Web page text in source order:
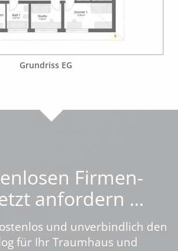
Grundriss EG
Firmen-
anfordern ...
und unverbindlich den
für Ihr Traumhaus und